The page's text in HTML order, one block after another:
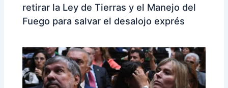
retirar la Ley de Tierras y el Manejo del
Fuego para salvar el desalojo exprés